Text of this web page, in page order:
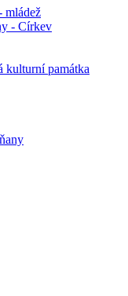
mládež
- Církev
památka